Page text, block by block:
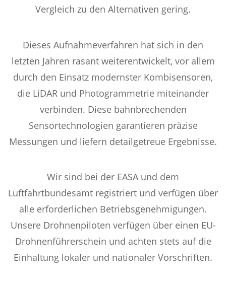
Vergleich zu den Alternativen gering.
Dieses Aufnahmeverfahren hat sich in den
letzten Jahren rasant weiterentwickelt, vor allem
durch den Einsatz modernster Kombisensoren,
die LiDAR und Photogrammetrie miteinander
verbinden. Diese bahnbrechenden
Sensortechnologien garantieren präzise
Messungen und liefern detailgetreue Ergebnisse.
Wir sind bei der EASA und dem
Luftfahrtbundesamt registriert und verfügen über
alle erforderlichen Betriebsgenehmigungen.
Unsere Drohnenpiloten verfügen über einen EU-
Drohnenführerschein und achten stets auf die
Einhaltung lokaler und nationaler Vorschriften.